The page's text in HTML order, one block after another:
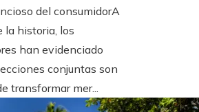
del consumidorA
la historia, los
han evidenciado
conjuntas son
transformar mer...